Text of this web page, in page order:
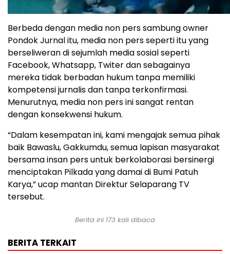
Berbeda dengan media non pers sambung owner
Pondok Jurnal itu, media non pers seperti itu yang
berseliweran di sejumlah media sosial seperti
Facebook, Whatsapp, Twiter dan sebagainya
mereka tidak berbadan hukum tanpa memiliki
kompetensi jurnalis dan tanpa terkonfirmasi.
Menurutnya, media non pers ini sangat rentan
dengan konsekwensi hukum.
“Dalam kesempatan ini, kami mengajak semua pihak
baik Bawaslu, Gakkumdu, semua lapisan masyarakat
bersama insan pers untuk berkolaborasi bersinergi
menciptakan Pilkada yang damai di Bumi Patuh
Karya,” ucap mantan Direktur Selaparang TV
tersebut.
Berita ini 173 kali dibaca
BERITA TERKAIT